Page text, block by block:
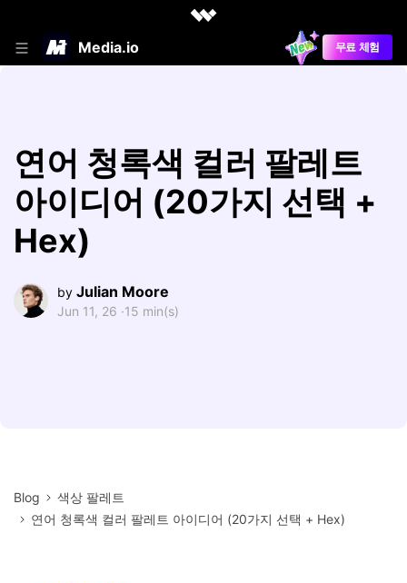
Media.io 무료 체험
연어 청록색 컬러 팔레트
아이디어 (20가지 선택 +
Hex)
by Julian Moore
Jun 11, 26 ·15 min(s)
Blog
색상 팔레트
연어 청록색 컬러 팔레트 아이디어 (20가지 선택 + Hex)